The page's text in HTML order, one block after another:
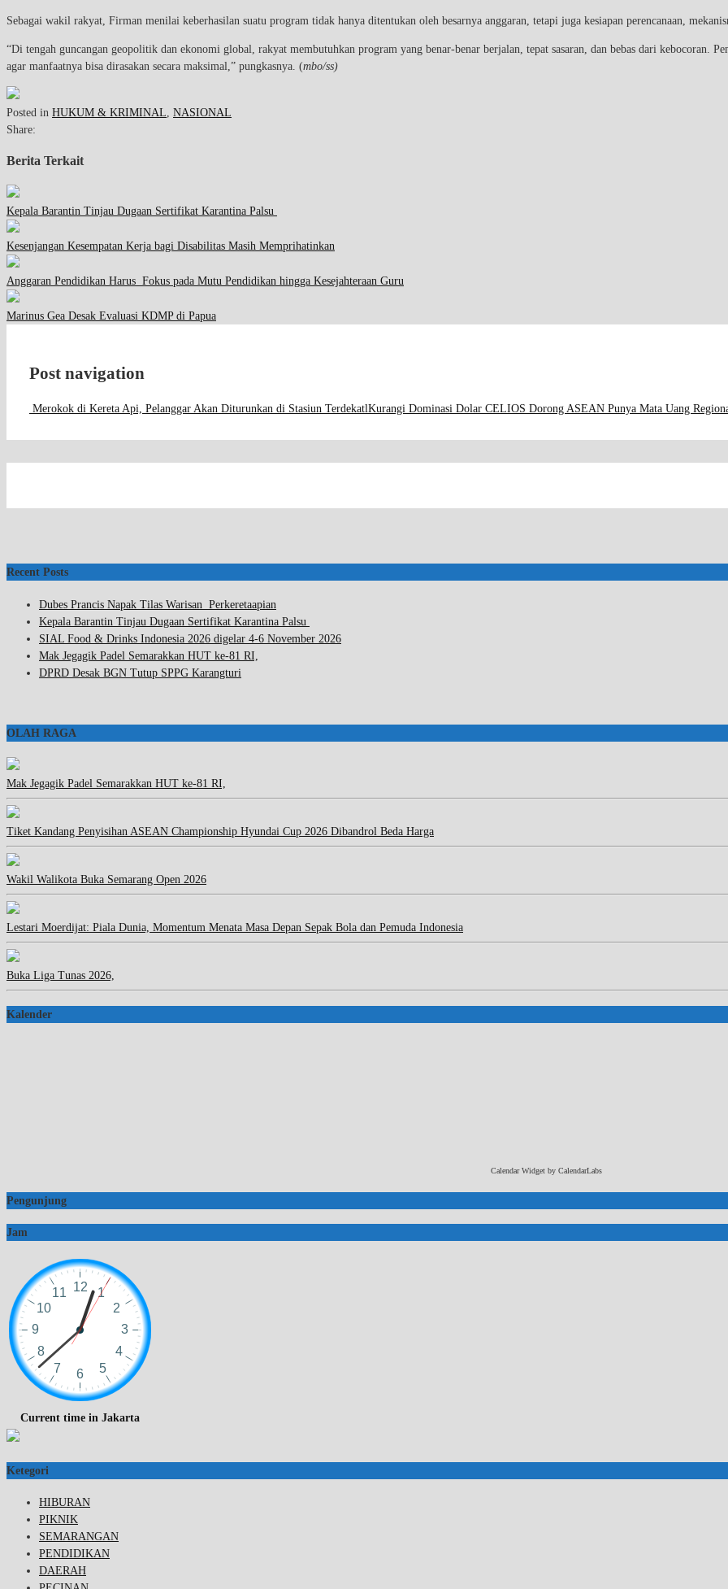
Sebagai wakil rakyat, Firman menilai keberhasilan suatu program tidak hanya ditentukan oleh besarnya anggaran, tetapi juga kesiapan perencanaan,
“Di tengah guncangan geopolitik dan ekonomi global, rakyat membutuhkan program yang benar-benar berjalan, tepat sasaran, dan bebas dari kebocoran.
agar manfaatnya bisa dirasakan secara maksimal,” pungkasnya. (mbo/ss)
Posted in HUKUM & KRIMINAL NASIONAL
Share:
Berita Terkait
Kepala Barantin Tinjau Dugaan Sertifikat Karantina Palsu
Kesenjangan Kesempatan Kerja bagi Disabilitas Masih Memprihatinkan
Anggaran Pendidikan Harus Fokus pada Mutu Pendidikan hingga Kesejahteraan Guru
Marinus Gea Desak Evaluasi KDMP di Papua
Post navigation
Merokok di Kereta Api, Pelanggar Akan Diturunkan di Stasiun TerdekatlKurangi Dominasi Dolar CELIOS Dorong ASEAN Punya Mata Uang
Recent Posts
Dubes Prancis Napak Tilas Warisan Perkeretaapian
Kepala Barantin Tinjau Dugaan Sertifikat Karantina Palsu
SIAL Food & Drinks Indonesia 2026 digelar 4-6 November 2026
Mak Jegagik Padel Semarakkan HUT ke-81 RI,
DPRD Desak BGN Tutup SPPG Karangturi
OLAH RAGA
Mak Jegagik Padel Semarakkan HUT ke-81 RI,
Tiket Kandang Penyisihan ASEAN Championship Hyundai Cup 2026 Dibandrol Beda Harga
Wakil Walikota Buka Semarang Open 2026
Lestari Moerdijat: Piala Dunia, Momentum Menata Masa Depan Sepak Bola dan Pemuda Indonesia
Buka Liga Tunas 2026,
Kalender
Calendar Widget by CalendarLabs
Pengunjung
Jam
Current time in Jakarta
Ketegori
HIBURAN
PIKNIK
SEMARANGAN
PENDIDIKAN
DAERAH